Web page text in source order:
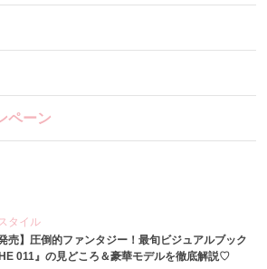
ペーン
タイル
発売】圧倒的ファンタジー！最旬ビジュアルブック
011』の見どころ＆豪華モデルを徹底解説♡